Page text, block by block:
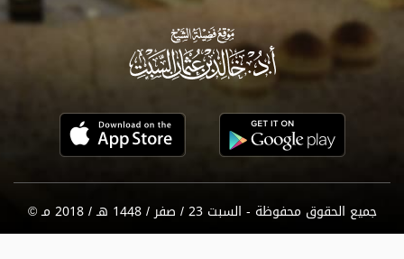
جميع الحقوق محفوظة - السبت 23 / صفر / 1448 هـ / 2018 مـ ©